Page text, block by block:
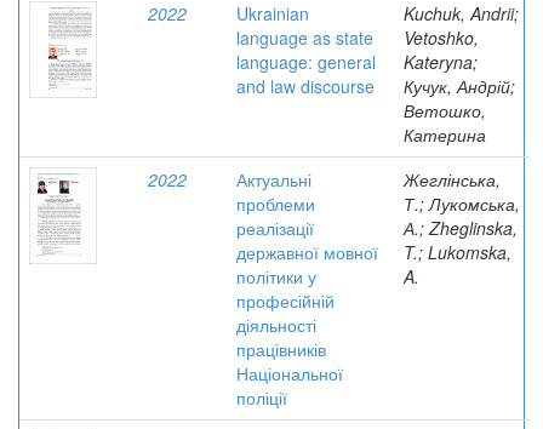
2022
Ukrainian
language as state
language: general
and law discourse
Kuchuk, Andrii;
Vetoshko,
Kateryna;
Кучук, Андрій;
Ветошко,
Катерина
2022
Актуальні
проблеми
реалізації
державної мовної
політики у
професійній
діяльності
працівників
Національної
поліції
Жеглінська,
Т.; Лукомська,
А.; Zheglinska,
T.; Lukomska,
A.